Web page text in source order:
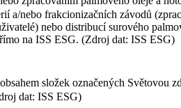
a/nebo frakcionizačních závodů
nebo distribucí surového
na ISS ESG. (Zdroj dat: ISS ESG)
složek označených
dat: ISS ESG)